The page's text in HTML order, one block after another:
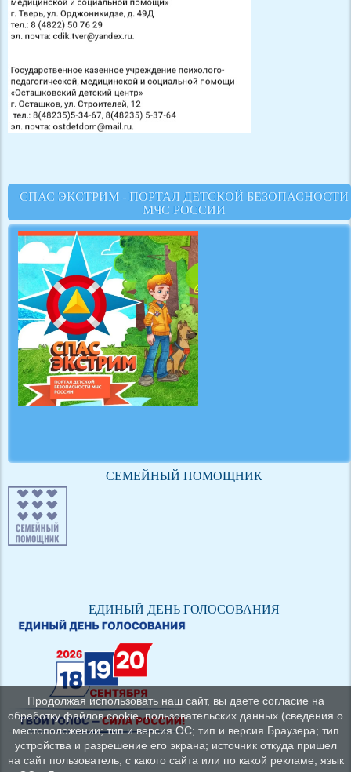
СПАС ЭКСТРИМ - ПОРТАЛ ДЕТСКОЙ БЕЗОПАСНОСТИ
МЧС РОССИИ
СЕМЕЙНЫЙ ПОМОЩНИК
ЕДИНЫЙ ДЕНЬ ГОЛОСОВАНИЯ
Продолжая использовать наш сайт, вы даете согласие на
обработку файлов cookie, пользовательских данных (сведения о
местоположении; тип и версия ОС; тип и версия Браузера; тип
устройства и разрешение его экрана; источник откуда пришел
на сайт пользователь; с какого сайта или по какой рекламе; язык